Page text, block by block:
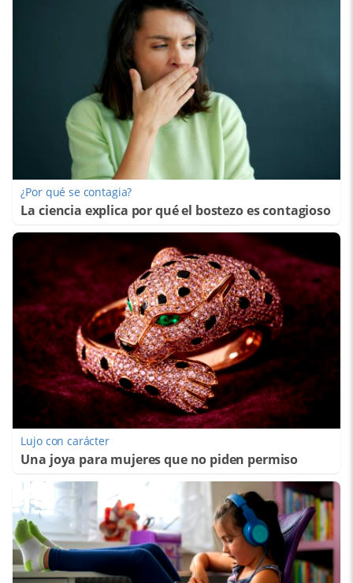
¿Por qué se contagia?
La ciencia explica por qué el bostezo es contagioso
Lujo con carácter
Una joya para mujeres que no piden permiso